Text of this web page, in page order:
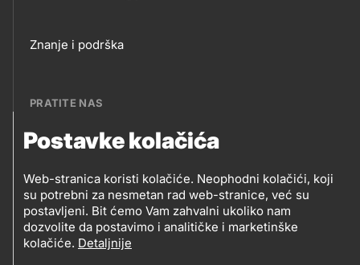
Postavke kolačića
Web-stranica koristi kolačiće. Neophodni kolačići, koji
su potrebni za nesmetan rad web-stranice, već su
postavljeni. Bit ćemo Vam zahvalni ukoliko nam
dozvolite da postavimo i analitičke i marketinške
kolačiće. Detaljnije
Footer
Znanje i podrška
PRATITE NAS
PRATITE
NAS
Petrol BH Oil Company, d.o.o.
Džemala Bijedića 202, 71210 Ilidža, Sarajevo